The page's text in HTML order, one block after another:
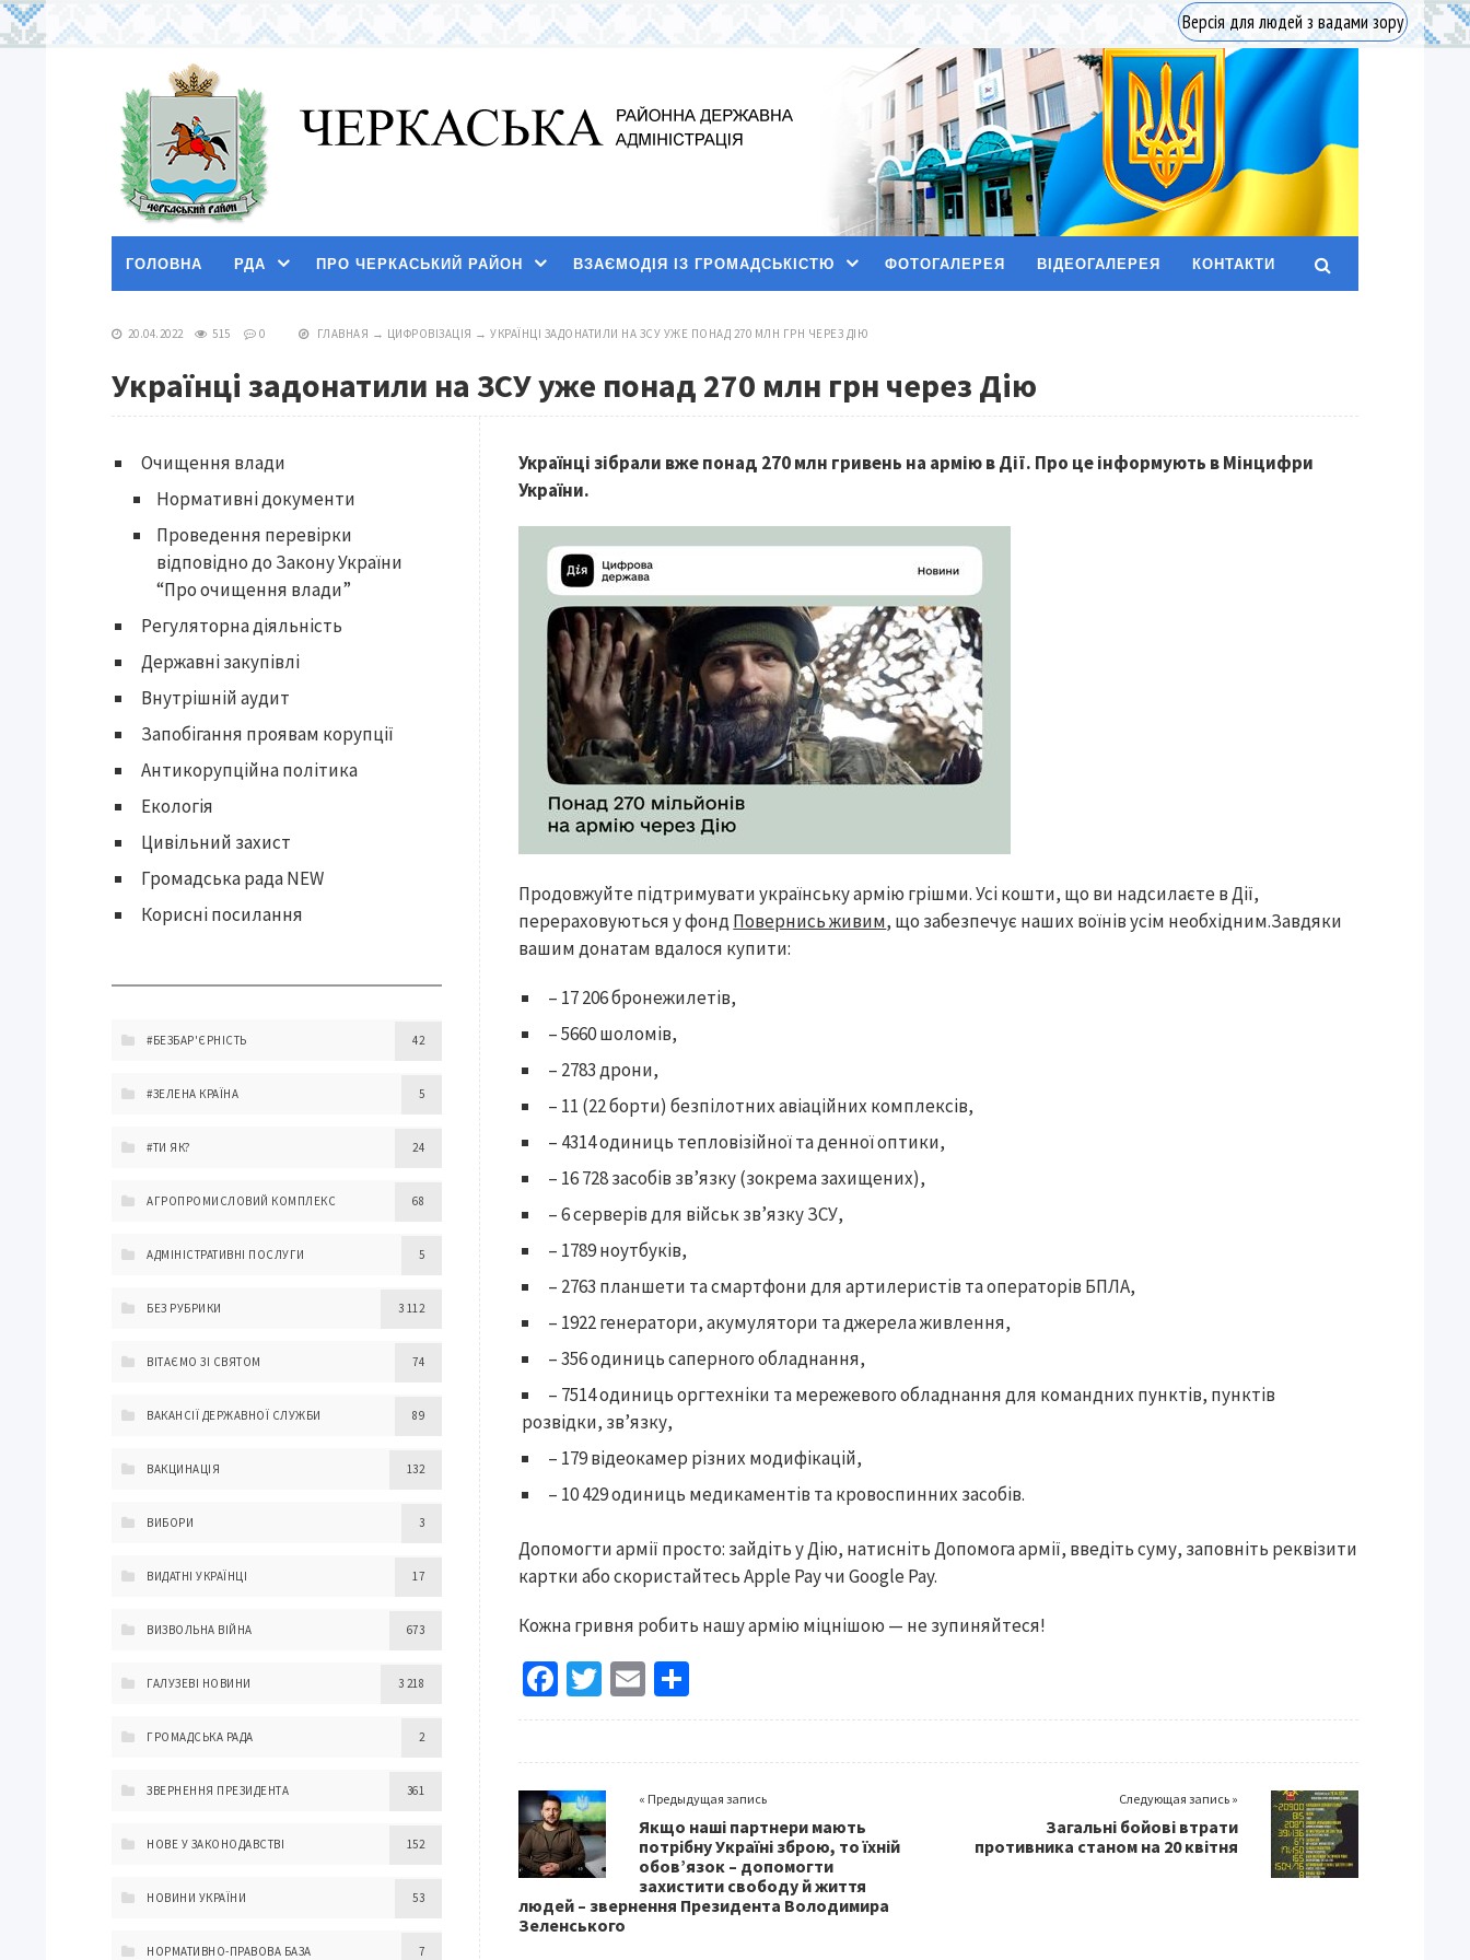
Версія для людей з вадами зору
ГОЛОВНА РДА ПРО ЧЕРКАСЬКИЙ РАЙОН ВЗАЄМОДІЯ ІЗ ГРОМАДСЬКІСТЮ ФОТОГАЛЕРЕЯ ВІДЕОГАЛЕРЕЯ КОНТАКТИ
20.04.2022 515 0 ГЛАВНАЯ → ЦИФРОВІЗАЦІЯ → УКРАЇНЦІ ЗАДОНАТИЛИ НА ЗСУ УЖЕ ПОНАД 270 МЛН ГРН ЧЕРЕЗ ДІЮ
Українці задонатили на ЗСУ уже понад 270 млн грн через Дію
Українці зібрали вже понад 270 млн гривень на армію в Дії. Про це інформують в Мінцифри
України.
Продовжуйте підтримувати українську армію грішми. Усі кошти, що ви надсилаєте в Дії,
перераховуються у фондПовернись живим, що забезпечує наших воїнів усім необхідним.Завдяки
вашим донатам вдалося купити:
– 17 206 бронежилетів,
– 5660 шоломів,
– 2783 дрони,
– 11 (22 борти) безпілотних авіаційних комплексів,
– 4314 одиниць тепловізійної та денної оптики,
– 16 728 засобів звʼязку (зокрема захищених),
– 6 серверів для військ звʼязку ЗСУ,
– 1789 ноутбуків,
– 2763 планшети та смартфони для артилеристів та операторів БПЛА,
– 1922 генератори, акумулятори та джерела живлення,
– 356 одиниць саперного обладнання,
– 7514 одиниць оргтехніки та мережевого обладнання для командних пунктів, пунктів
розвідки, звʼязку,
– 179 відеокамер різних модифікацій,
– 10 429 одиниць медикаментів та кровоспинних засобів.
Допомогти армії просто: зайдіть у Дію, натисніть Допомога армії, введіть суму, заповніть реквізити
картки або скористайтесь Apple Pay чи Google Pay.
Кожна гривня робить нашу армію міцнішою — не зупиняйтеся!
Fa
ce
o
o
k
T
wi
er
E
m
l
h
« Предыдущая запись
Якщо наші партнери мають
потрібну Україні зброю, то їхній
обов’язок – допомогти
захистити свободу й життя
людей – звернення Президента Володимира
Зеленського
Следующая запись »
Загальні бойові втрати
противника станом на 20 квітня
Очищення влади
Нормативні документи
Проведення перевірки
відповідно до Закону України
“Про очищення влади”
Регуляторна діяльність
Державні закупівлі
Внутрішній аудит
Запобігання проявам корупції
Антикорупційна політика
Екологія
Цивільний захист
Громадська рада NEW
Корисні посилання
#БЕЗБАР'ЄРНІСТЬ 42
#ЗЕЛЕНА КРАЇНА 5
#ТИ ЯК? 24
АГРОПРОМИСЛОВИЙ КОМПЛЕКС 68
АДМІНІСТРАТИВНІ ПОСЛУГИ 5
БЕЗ РУБРИКИ 3 112
ВІТАЄМО ЗІ СВЯТОМ 74
ВАКАНСІЇ ДЕРЖАВНОЇ СЛУЖБИ 89
ВАКЦИНАЦІЯ 132
ВИБОРИ 3
ВИДАТНІ УКРАЇНЦІ 17
ВИЗВОЛЬНА ВІЙНА 673
ГАЛУЗЕВІ НОВИНИ 3 218
ГРОМАДСЬКА РАДА 2
ЗВЕРНЕННЯ ПРЕЗИДЕНТА 361
НОВЕ У ЗАКОНОДАВСТВІ 152
НОВИНИ УКРАЇНИ 53
НОРМАТИВНО-ПРАВОВА БАЗА 7